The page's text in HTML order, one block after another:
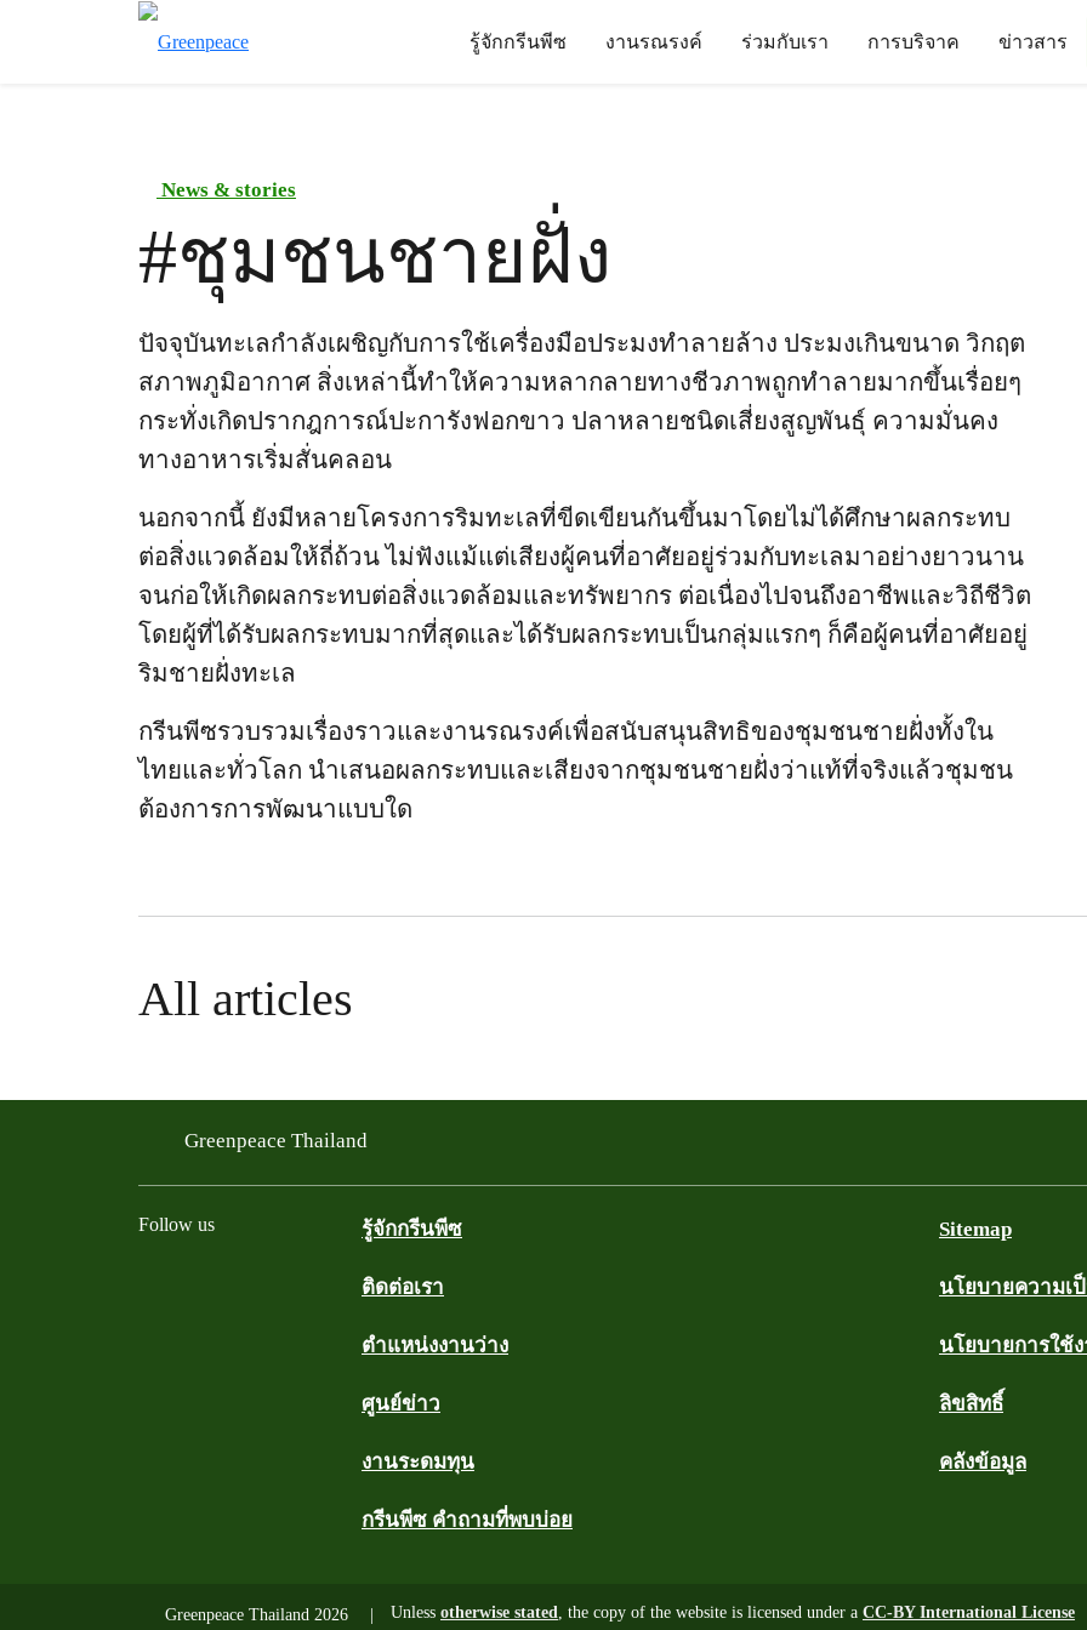
รู้จักกรีนพีซ งานรณรงค์ ร่วมกับเรา การบริจาค ข่าวสาร
News & stories
#ชุมชนชายฝั่ง
ปัจจุบันทะเลกำลังเผชิญกับการใช้เครื่องมือประมงทำลายล้าง ประมงเกินขนาด วิกฤต
สภาพภูมิอากาศ สิ่งเหล่านี้ทำให้ความหลากลายทางชีวภาพถูกทำลายมากขึ้นเรื่อยๆ
กระทั่งเกิดปรากฎการณ์ปะการังฟอกขาว ปลาหลายชนิดเสี่ยงสูญพันธ์ุ ความมั่นคง
ทางอาหารเริ่มสั่นคลอน
นอกจากนี้ ยังมีหลายโครงการริมทะเลที่ขีดเขียนกันขึ้นมาโดยไม่ได้ศึกษาผลกระทบ
ต่อสิ่งแวดล้อมให้ถี่ถ้วน ไม่ฟังแม้แต่เสียงผู้คนที่อาศัยอยู่ร่วมกับทะเลมาอย่างยาวนาน
จนก่อให้เกิดผลกระทบต่อสิ่งแวดล้อมและทรัพยากร ต่อเนื่องไปจนถึงอาชีพและวิถีชีวิต
โดยผู้ที่ได้รับผลกระทบมากที่สุดและได้รับผลกระทบเป็นกลุ่มแรกๆ ก็คือผู้คนที่อาศัยอยู่
ริมชายฝั่งทะเล
กรีนพีซรวบรวมเรื่องราวและงานรณรงค์เพื่อสนับสนุนสิทธิของชุมชนชายฝั่งทั้งใน
ไทยและทั่วโลก นำเสนอผลกระทบและเสียงจากชุมชนชายฝั่งว่าแท้ที่จริงแล้วชุมชน
ต้องการการพัฒนาแบบใด
All articles
Greenpeace Thailand
Follow us รู้จักกรีนพีซ
ติดต่อเรา
ตำแหน่งงานว่าง
ศูนย์ข่าว
งานระดมทุน
กรีนพีซ คำถามที่พบบ่อย
Sitemap
นโยบายความเ
นโยบายการใช้
ลิขสิทธิ์
คลังข้อมูล
Greenpeace Thailand 2026 Unless otherwise stated, the copy of the website is licensed under a CC-BY International License